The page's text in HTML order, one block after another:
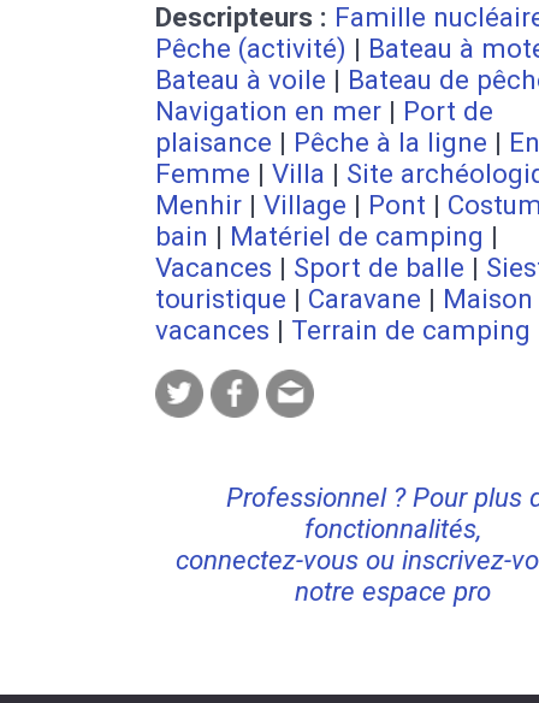
Descripteurs : Famille
Pêche (activité) | Bateau à
Bateau à voile | Bateau de
Navigation en mer | Port de
plaisance | Pêche à la ligne |
Femme | Villa | Site
Menhir | Village | Pont |
bain | Matériel de camping |
Vacances | Sport de balle |
touristique | Caravane | Maison
vacances | Terrain de camping
Professionnel ? Pour plus
fonctionnalités,
connectez-vous ou inscrivez-
notre espace pro